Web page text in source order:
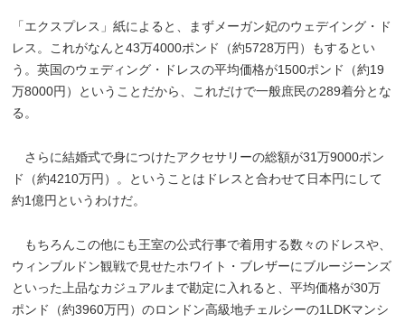
「エクスプレス」紙によると、まずメーガン妃のウェデイング・ド
レス。これがなんと43万4000ポンド（約5728万円）もするとい
う。英国のウェディング・ドレスの平均価格が1500ポンド（約19
万8000円）ということだから、これだけで一般庶民の289着分とな
る。
さらに結婚式で身につけたアクセサリーの総額が31万9000ポン
ド（約4210万円）。ということはドレスと合わせて日本円にして
約1億円というわけだ。
もちろんこの他にも王室の公式行事で着用する数々のドレスや、
ウィンブルドン観戦で見せたホワイト・ブレザーにブルージーンズ
といった上品なカジュアルまで勘定に入れると、平均価格が30万
ポンド（約3960万円）のロンドン高級地チェルシーの1LDKマンシ